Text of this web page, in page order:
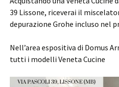
39 Lissone, riceverai il
depurazione Grohe incluso nel
Nell’area espositiva di Domus
tutti i modelli Veneta Cucine